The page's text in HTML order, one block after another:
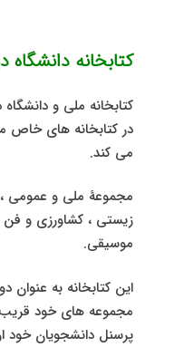
کتابخانه دانشگاه
کتابخانه ملی و
در کتابخانه های
می کند.
مجموعۀ ملی و عمومی ،
زیستی ، کشاورزی و
موسیقی.
این کتابخانه به عنوان
پرسنل دانشجویان خود